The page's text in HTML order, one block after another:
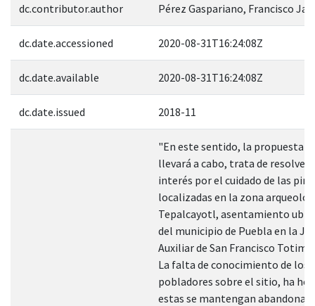
dc.contributor.author Pérez Gaspariano, Francisco
dc.date.accessioned 2020-08-31T16:24:08Z
dc.date.available 2020-08-31T16:24:08Z
dc.date.issued 2018-11
"En este sentido, la propuesta
llevará a cabo, trata de resolver
interés por el cuidado de las
localizadas en la zona
Tepalcayotl, asentamiento
del municipio de Puebla en la
Auxiliar de San Francisco
La falta de conocimiento de los
pobladores sobre el sitio, ha
estas se mantengan abandonas